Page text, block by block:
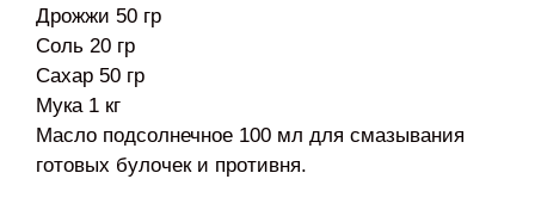
Дрожжи 50 гр
Соль 20 гр
Сахар 50 гр
Мука 1 кг
Масло подсолнечное 100 мл для смазывания
готовых булочек и противня.